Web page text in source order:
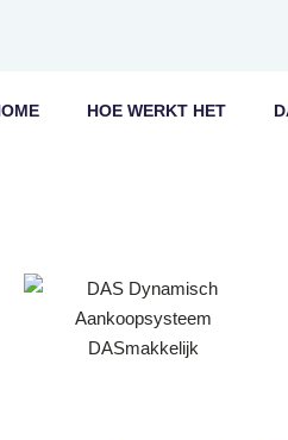
HOE WERKT HET